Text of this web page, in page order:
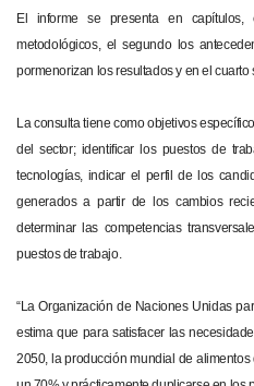
El informe se presenta en capítulos,
metodológicos, el segundo los
pormenorizan los resultados y en el
La consulta tiene como objetivos
del sector; identificar los puestos de
tecnologías, indicar el perfil de los
generados a partir de los cambios
determinar las competencias
puestos de trabajo.
“La Organización de Naciones Unidas
estima que para satisfacer las
2050, la producción mundial de